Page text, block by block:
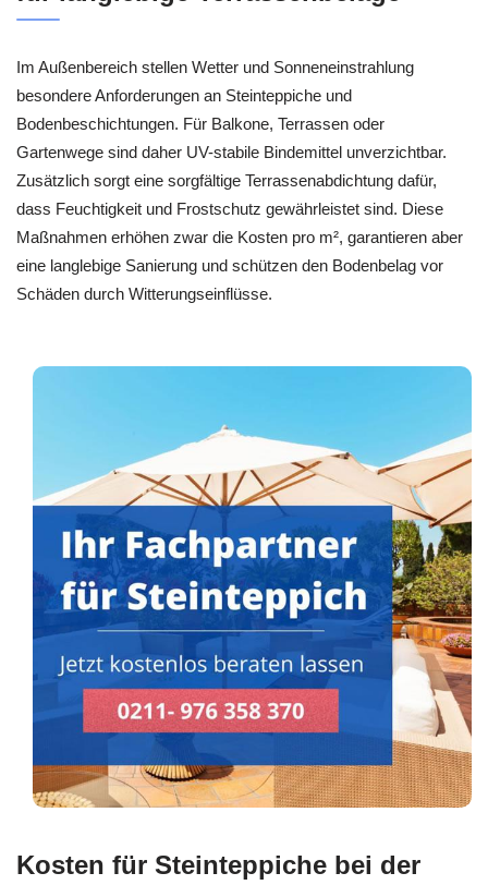
Im Außenbereich stellen Wetter und Sonneneinstrahlung
besondere Anforderungen an Steinteppiche und
Bodenbeschichtungen. Für Balkone, Terrassen oder
Gartenwege sind daher UV-stabile Bindemittel unverzichtbar.
Zusätzlich sorgt eine sorgfältige Terrassenabdichtung dafür,
dass Feuchtigkeit und Frostschutz gewährleistet sind. Diese
Maßnahmen erhöhen zwar die Kosten pro m², garantieren aber
eine langlebige Sanierung und schützen den Bodenbelag vor
Schäden durch Witterungseinflüsse.
Kosten für Steinteppiche bei der